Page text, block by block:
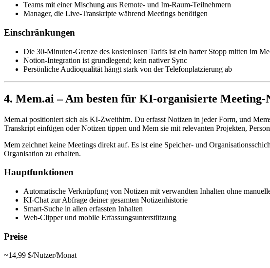
Teams mit einer Mischung aus Remote- und Im-Raum-Teilnehmern
Manager, die Live-Transkripte während Meetings benötigen
Einschränkungen
Die 30-Minuten-Grenze des kostenlosen Tarifs ist ein harter Stopp mitten im
Notion-Integration ist grundlegend; kein nativer Sync
Persönliche Audioqualität hängt stark von der Telefonplatzierung ab
4. Mem.ai – Am besten für KI-organisierte Meeting-
Mem.ai positioniert sich als KI-Zweithirn. Du erfasst Notizen in jeder Form, und
Transkript einfügen oder Notizen tippen und Mem sie mit relevanten Projekten,
Mem zeichnet keine Meetings direkt auf. Es ist eine Speicher- und
Organisation zu erhalten.
Hauptfunktionen
Automatische Verknüpfung von Notizen mit verwandten Inhalten ohne
KI-Chat zur Abfrage deiner gesamten Notizenhistorie
Smart-Suche in allen erfassten Inhalten
Web-Clipper und mobile Erfassungsunterstützung
Preise
~14,99 $/Nutzer/Monat